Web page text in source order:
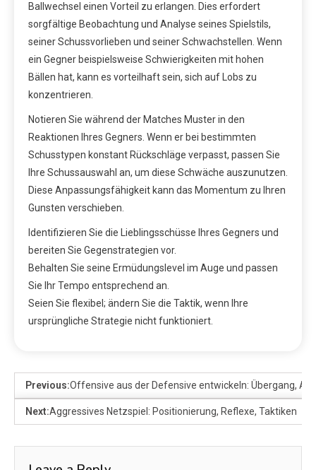
Ballwechsel einen Vorteil zu erlangen. Dies erfordert
sorgfältige Beobachtung und Analyse seines Spielstils,
seiner Schussvorlieben und seiner Schwachstellen. Wenn
ein Gegner beispielsweise Schwierigkeiten mit hohen
Bällen hat, kann es vorteilhaft sein, sich auf Lobs zu
konzentrieren.
Notieren Sie während der Matches Muster in den
Reaktionen Ihres Gegners. Wenn er bei bestimmten
Schusstypen konstant Rückschläge verpasst, passen Sie
Ihre Schussauswahl an, um diese Schwäche auszunutzen.
Diese Anpassungsfähigkeit kann das Momentum zu Ihren
Gunsten verschieben.
Identifizieren Sie die Lieblingsschüsse Ihres Gegners und
bereiten Sie Gegenstrategien vor.
Behalten Sie seine Ermüdungslevel im Auge und passen
Sie Ihr Tempo entsprechend an.
Seien Sie flexibel; ändern Sie die Taktik, wenn Ihre
ursprüngliche Strategie nicht funktioniert.
Previous:Offensive aus der Defensive entwickeln: Übergang,
Next:Aggressives Netzspiel: Positionierung, Reflexe, Taktiken